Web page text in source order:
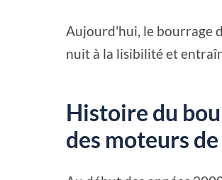
Aujourd'hui, le bourrage
nuit à la lisibilité et
Histoire du
des moteurs